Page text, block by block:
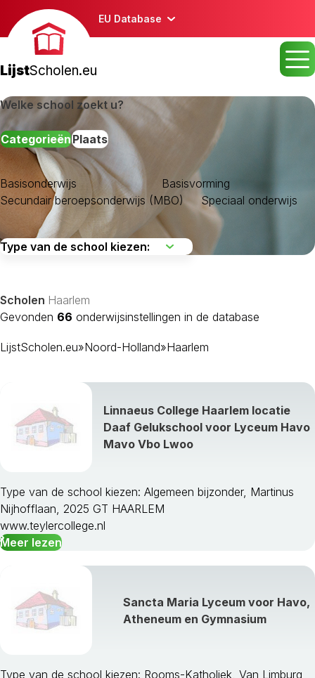
EU Database
LijstScholen.eu
Welke school zoekt u?
CategorieënPlaats
Basisonderwijs
Basisvorming
Secundair beroepsonderwijs (MBO)
Speciaal onderwijs
Aalsmeer
Alkmaar
Amstelveen
Bergen Nh
Beverwijk
Bussum
Scholen Haarlem
Gevonden 66 onderwijsinstellingen in de database
LijstScholen.eu»Noord-Holland»Haarlem
Linnaeus College Haarlem locatie
Daaf Gelukschool voor Lyceum Havo
Mavo Vbo Lwoo
Type van de school kiezen: Algemeen bijzonder, Martinus
Nijhofflaan, 2025 GT HAARLEM
www.teylercollege.nl
Meer lezen
Sancta Maria Lyceum voor Havo,
Atheneum en Gymnasium
Type van de school kiezen: Rooms-Katholiek, Van Limburg